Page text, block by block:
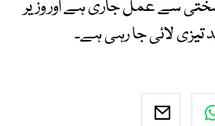
سے عمل جاری ہے اور وزیر
تیزی لائی جا رہی ہے۔